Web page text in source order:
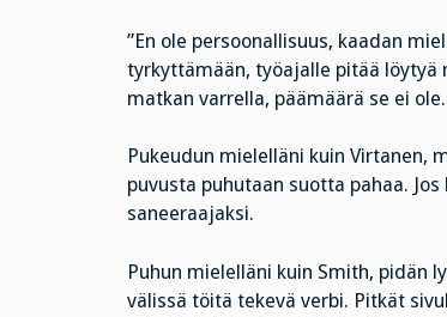
”En ole persoonallisuus, kaadan
tyrkyttämään, työajalle pitää löytyä
matkan varrella, päämäärä se ei ole.
Pukeudun mielelläni kuin Virtanen,
puvusta puhutaan suotta pahaa.
saneeraajaksi.
Puhun mielelläni kuin Smith, pidän
välissä töitä tekevä verbi. Pitkät